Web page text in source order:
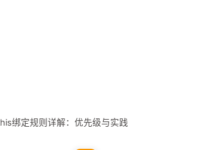
绑定规则详解：优先级与实践